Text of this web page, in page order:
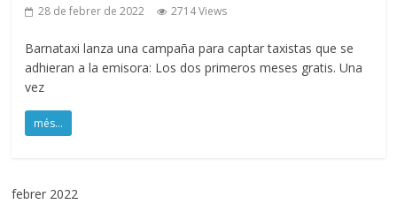
28 de febrer de 2022 2714 Views
Barnataxi lanza una campaña para captar taxistas que se
adhieran a la emisora: Los dos primeros meses gratis. Una
vez
més...
febrer 2022